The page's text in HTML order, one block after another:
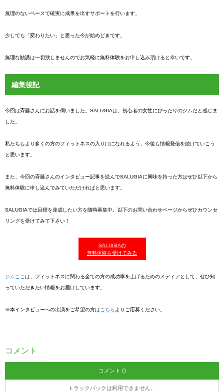
無理のないペースで確実に成果を出すサポートを行います。
少しでも「変わりたい」と思った今が始めどきです。
無理な勧誘は一切致しませんのでお気軽に無料体験をお申し込み頂けると幸いです。
編集後記
今回は斉藤さんにお話を伺いました。SALUGIAは、初心者の女性にぴったりのジムだと感じま
した。
私たちもより多くの方のフィットネスの入り口になれるよう、今後も情報発信を続けていこう
と思います。
また、今回の斉藤さんのインタビュー記事を読んでSALUGIAに興味を持った方はぜひ以下から
無料体験に申し込んでみていただければと思います。
SALUGIAでは目標を達成したい方を随時募集中。以下のお問い合わせページからぜひカウンセ
リングを受けてみて下さい！
SALUGIAの
無料体験を受けてみる
ジムここは、フィットネスに関わる全ての方の成功率を上げるためのメディアとして、ぜひ知
っていただきたい情報をお届けしています。
※本インタビューへの出演をご希望の方はこちらよりご応募ください。
コメント
コメント ()
トラックバックは利用できません。